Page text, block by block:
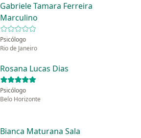
Gabriele Tamara Ferreira
Marculino
Psicólogo
Rio de Janeiro
Rosana Lucas Dias
Psicólogo
Belo Horizonte
Bianca Maturana Sala